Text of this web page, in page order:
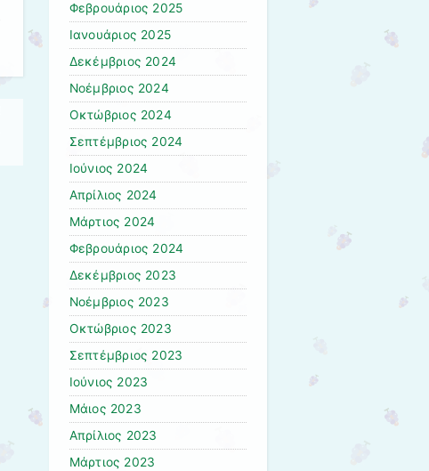
Φεβρουάριος 2025
Ιανουάριος 2025
Δεκέμβριος 2024
Νοέμβριος 2024
Οκτώβριος 2024
Σεπτέμβριος 2024
Ιούνιος 2024
Απρίλιος 2024
Μάρτιος 2024
Φεβρουάριος 2024
Δεκέμβριος 2023
Νοέμβριος 2023
Οκτώβριος 2023
Σεπτέμβριος 2023
Ιούνιος 2023
Μάιος 2023
Απρίλιος 2023
Μάρτιος 2023